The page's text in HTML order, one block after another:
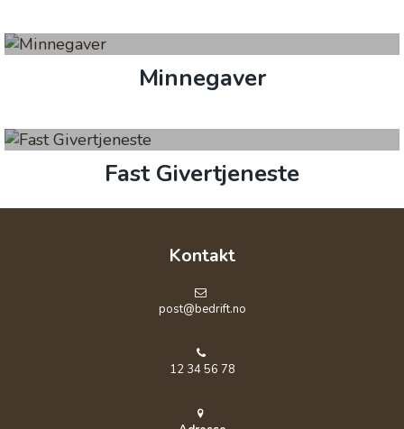
Minnegaver
Fast Givertjeneste
Kontakt
post@bedrift.no
12 34 56 78